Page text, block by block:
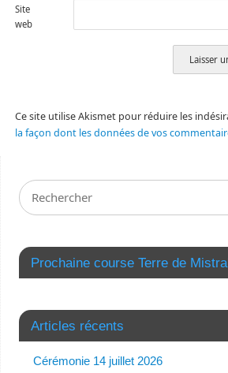
Site
web
Ce site utilise Akismet pour réduire les
la façon dont les données de vos
Prochaine course Terre de
Articles récents
Cérémonie 14 juillet 2026